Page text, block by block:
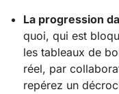
La progression
quoi, qui est
les tableaux de
réel, par
repérez un